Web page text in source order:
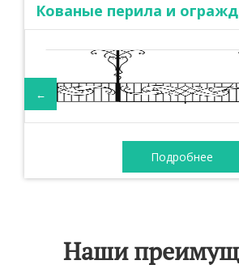
Кованые перила и
Подробнее
←
Наши